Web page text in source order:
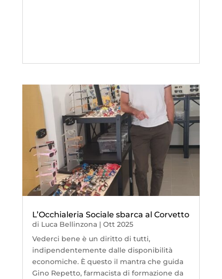
L’Occhialeria Sociale sbarca al Corvetto
di Luca Bellinzona| Ott 2025
Vederci bene è un diritto di tutti,
indipendentemente dalle disponibilità
economiche. È questo il mantra che guida
Gino Repetto, farmacista di formazione da